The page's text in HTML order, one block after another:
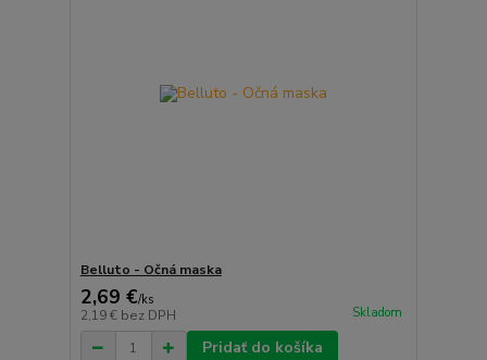
Belluto - Očná maska
2,69 €/ks
2,19 € bez DPH Skladom
Pridať do košíka